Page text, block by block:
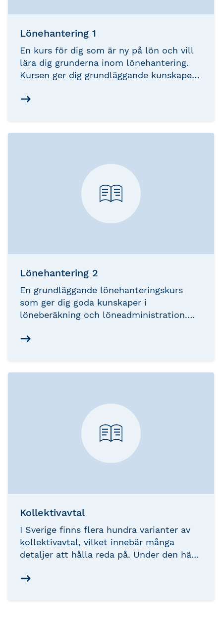
Lönehantering 1
En kurs för dig som är ny på lön och vill
lära dig grunderna inom lönehantering.
Kursen ger dig grundläggande kunskaper i
löneadministratör.
Lönehantering 2
En grundläggande lönehanteringskurs
som ger dig goda kunskaper i
löneberäkning och löneadministration.
just börjat jobba med lön och som redan
Kollektivavtal
I Sverige finns flera hundra varianter av
kollektivavtal, vilket innebär många
detaljer att hålla reda på. Under den här
avtalen.